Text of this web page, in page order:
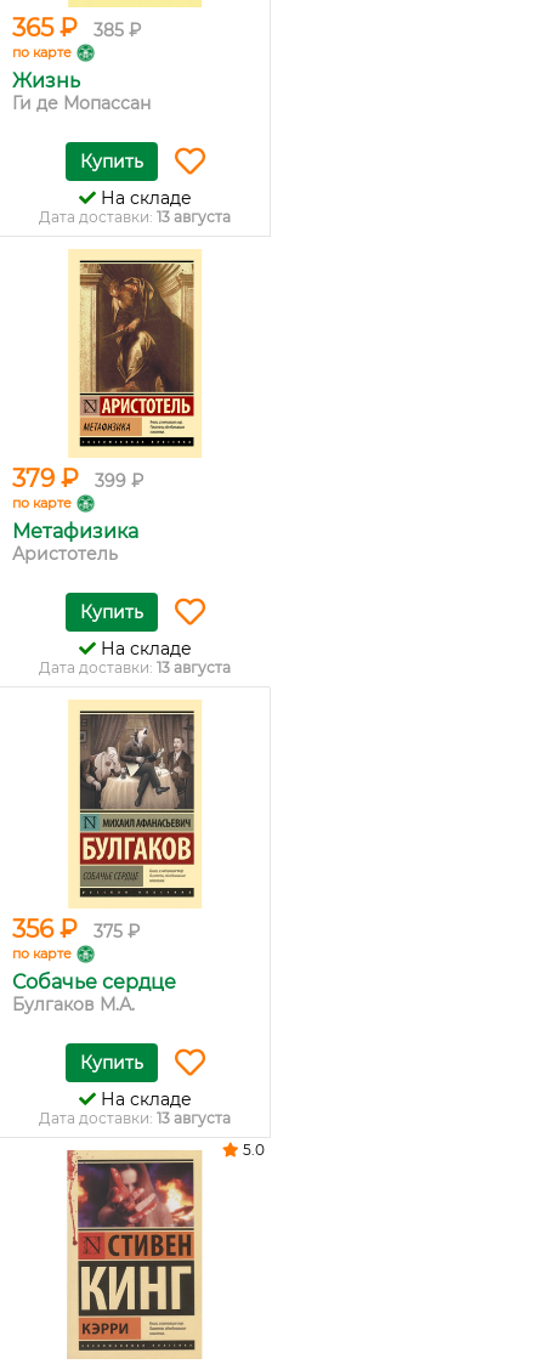
365 ₽ 385 ₽
по карте
Жизнь
Ги де Мопассан
Купить
На складе
Дата доставки: 13 августа
379 ₽ 399 ₽
по карте
Метафизика
Аристотель
Купить
На складе
Дата доставки: 13 августа
356 ₽ 375 ₽
по карте
Собачье сердце
Булгаков М.А.
Купить
На складе
Дата доставки: 13 августа
5.0